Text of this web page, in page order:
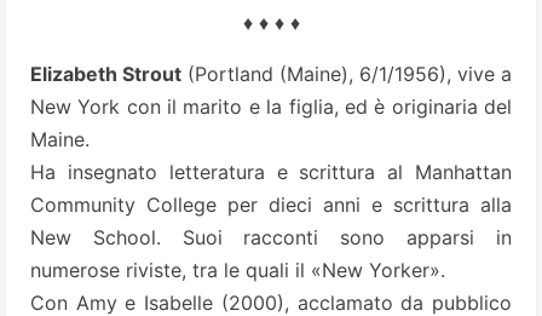
♦ ♦ ♦ ♦
Elizabeth Strout (Portland (Maine), 6/1/1956), vive a
New York con il marito e la figlia, ed è originaria del
Maine.
Ha insegnato letteratura e scrittura al Manhattan
Community College per dieci anni e scrittura alla
New School. Suoi racconti sono apparsi in
numerose riviste, tra le quali il «New Yorker».
Con Amy e Isabelle (2000), acclamato da pubblico